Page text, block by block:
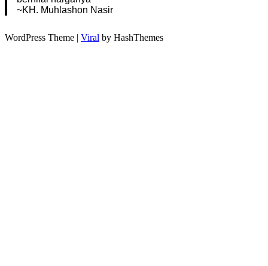
~KH. Muhlashon Nasir
WordPress Theme | Viral by HashThemes